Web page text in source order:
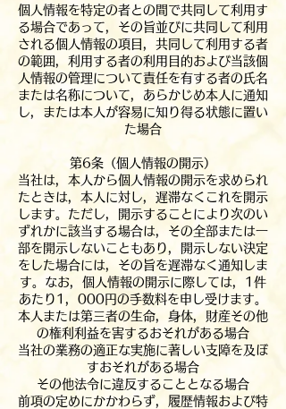
個人情報を特定の者との間で共同して利用す
る場合であって，その旨並びに共同して利用
される個人情報の項目，共同して利用する者
の範囲，利用する者の利用目的および当該個
人情報の管理について責任を有する者の氏名
または名称について，あらかじめ本人に通知
し，または本人が容易に知り得る状態に置い
た場合
第6条（個人情報の開示）
当社は，本人から個人情報の開示を求められ
たときは，本人に対し，遅滞なくこれを開示
します。ただし，開示することにより次のい
ずれかに該当する場合は，その全部または一
部を開示しないこともあり，開示しない決定
をした場合には，その旨を遅滞なく通知しま
す。なお，個人情報の開示に際しては，1件
あたり1，000円の手数料を申し受けます。
本人または第三者の生命，身体，財産その他
の権利利益を害するおそれがある場合
当社の業務の適正な実施に著しい支障を及ぼ
すおそれがある場合
その他法令に違反することとなる場合
前項の定めにかかわらず，履歴情報および特